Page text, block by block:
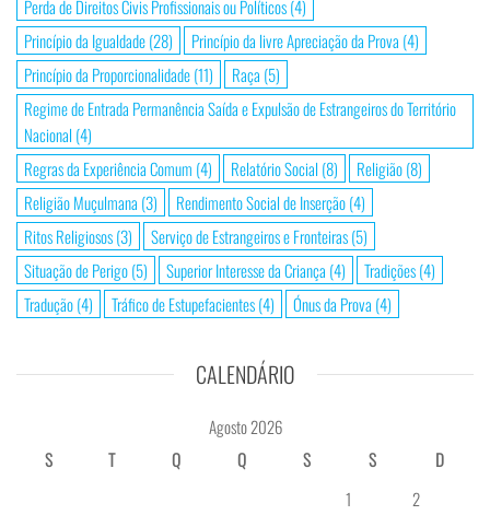
Perda de Direitos Civis Profissionais ou Políticos(4)
Princípio da Igualdade(28) Princípio da livre Apreciação da Prova (4)
Princípio da Proporcionalidade(11) Raça (5)
Regime de Entrada Permanência Saída e Expulsão de Estrangeiros do Território
Nacional (4)
Regras da Experiência Comum (4) Relatório Social (8) Religião(8)
Religião Muçulmana (3) Rendimento Social de Inserção(4)
Ritos Religiosos(3) Serviço de Estrangeiros e Fronteiras(5)
Situação de Perigo(5) Superior Interesse da Criança (4) Tradições(4)
Tradução(4) Tráfico de Estupefacientes(4) Ónus da Prova (4)
CALENDÁRIO
Agosto 2026
S
T Q Q S S
D
1
2